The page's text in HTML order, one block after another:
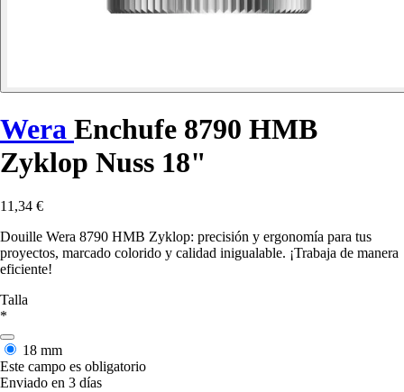
Wera Enchufe 8790 HMB
Zyklop Nuss 18"
11,34 €
Douille Wera 8790 HMB Zyklop: precisión y ergonomía para tus
proyectos, marcado colorido y calidad inigualable. ¡Trabaja de manera
eficiente!
Talla
*
18 mm
Este campo es obligatorio
Enviado en 3 días